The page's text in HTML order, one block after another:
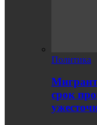
Политика
срок